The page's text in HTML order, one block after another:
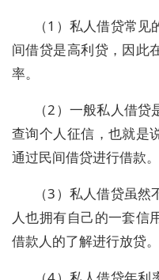
（1）私人借贷常
间借贷是高利贷，因此
率。
（2）一般私人借
查询个人征信，也就是
通过民间借贷进行借款。
（3）私人借贷虽
人也拥有自己的一套信
借款人的了解进行放贷。